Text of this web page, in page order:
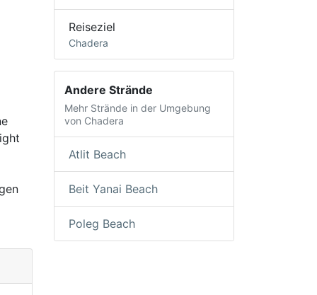
Reiseziel
Chadera
Andere Strände
Mehr Strände in der Umgebung
von Chadera
Atlit Beach
Beit Yanai Beach
Poleg Beach